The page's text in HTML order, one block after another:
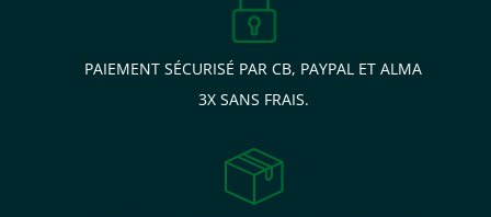
ses artisans ! Une belle idée cadeau pour un anniversaire ou
tout simplement pour se faire plaisir!
PAIEMENT SÉCURISÉ PAR CB, PAYPAL ET ALMA
3X SANS FRAIS.